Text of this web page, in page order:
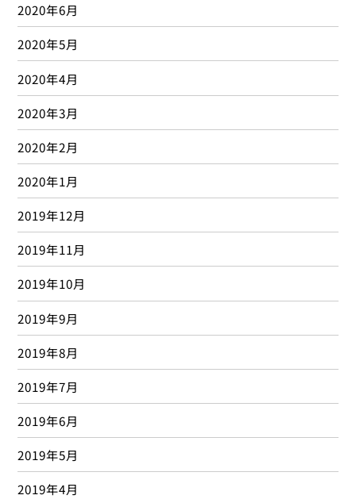
2020年6月
2020年5月
2020年4月
2020年3月
2020年2月
2020年1月
2019年12月
2019年11月
2019年10月
2019年9月
2019年8月
2019年7月
2019年6月
2019年5月
2019年4月